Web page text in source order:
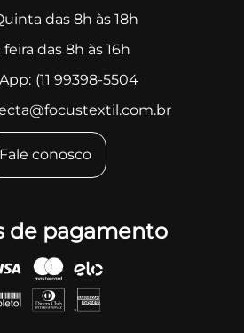
das 8h às 18h
feira das 8h às 16h
(11 99398-5504
Fale conosco
de pagamento